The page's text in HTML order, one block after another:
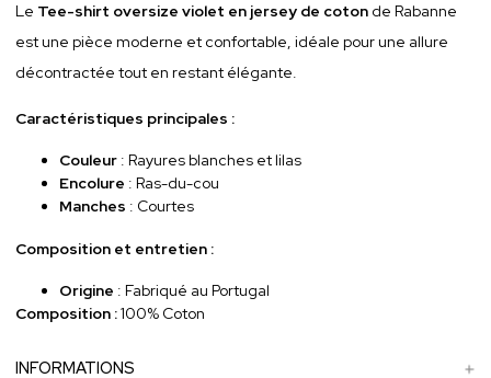
Le Tee-shirt oversize violet en jersey de coton de Rabanne
est une pièce moderne et confortable, idéale pour une allure
décontractée tout en restant élégante.
Caractéristiques principales :
Couleur : Rayures blanches et lilas
Encolure : Ras-du-cou
Manches : Courtes
Composition et entretien :
Origine : Fabriqué au Portugal
Composition :100% Coton
INFORMATIONS